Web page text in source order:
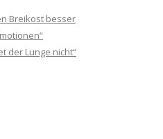
Breikost besser
der Lunge nicht“